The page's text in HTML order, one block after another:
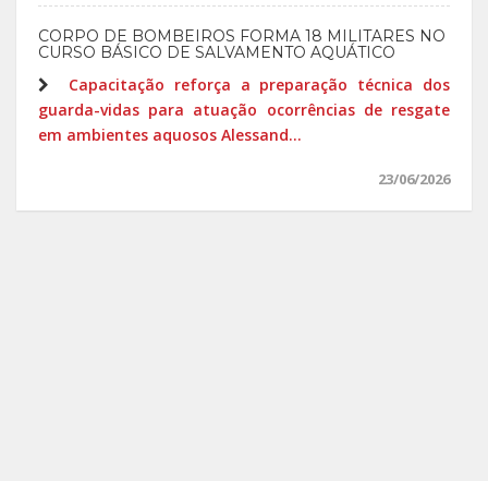
CORPO DE BOMBEIROS FORMA 18 MILITARES NO
CURSO BÁSICO DE SALVAMENTO AQUÁTICO
Capacitação reforça a preparação técnica dos
guarda-vidas para atuação ocorrências de resgate
em ambientes aquosos Alessand...
23/06/2026